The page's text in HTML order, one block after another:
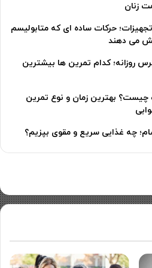
زنان
حرکات ساده ای که متابولیسم
می دهند
روزانه؛ کدام تمرین ها بیشترین
بهترین زمان و نوع تمرین
چه غذایی سریع و مقوی بپزیم؟